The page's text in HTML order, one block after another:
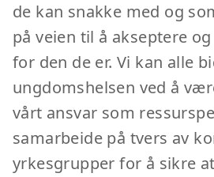
de kan snakke med og
på veien til å akseptere
for den de er. Vi kan alle
ungdomshelsen ved å
vårt ansvar som
samarbeide på tvers av
yrkesgrupper for å sikre